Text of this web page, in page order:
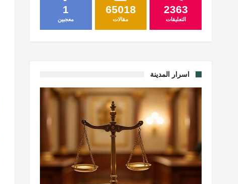
1
معجبين
65018
مقالات
2363
التعليقات
اسرار المدينة